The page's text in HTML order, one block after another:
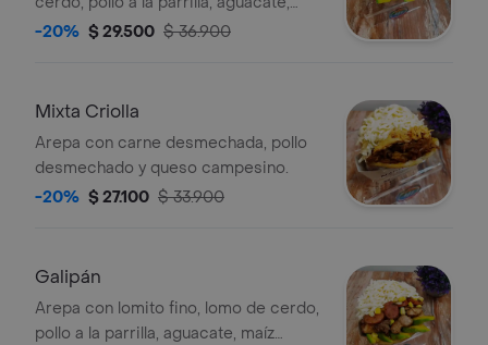
tocineta, queso campesino.
-20% $ 29.500 $ 36.900
Mixta Criolla
Arepa con carne desmechada, pollo
desmechado y queso campesino.
-20% $ 27.100 $ 33.900
Galipán
Arepa con lomito fino, lomo de cerdo,
pollo a la parrilla, aguacate, maíz